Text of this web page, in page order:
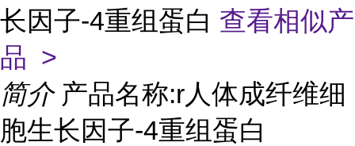
长因子-4重组蛋白 查看相似产
品 >
简介 产品名称:r人体成纤维细
胞生长因子-4重组蛋白